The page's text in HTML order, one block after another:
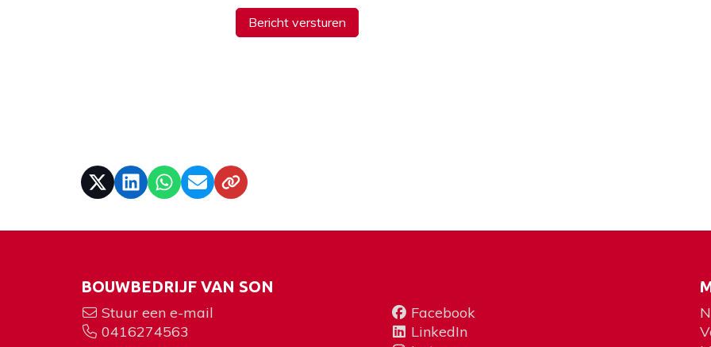
BOUWBEDRIJF VAN SON
Stuur een e-mail
0416274563
Facebook
LinkedIn